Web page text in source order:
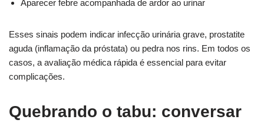
Aparecer febre acompanhada de ardor ao urinar
Esses sinais podem indicar infecção urinária grave, prostatite
aguda (inflamação da próstata) ou pedra nos rins. Em todos os
casos, a avaliação médica rápida é essencial para evitar
complicações.
Quebrando o tabu: conversar